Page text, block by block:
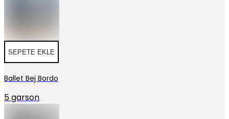
SEPETE EKLE
Ballet Bej Bordo
5 garson